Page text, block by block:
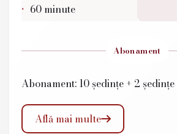
60 minute
Abonament
Abonament: 10 ședințe + 2
Află mai multe